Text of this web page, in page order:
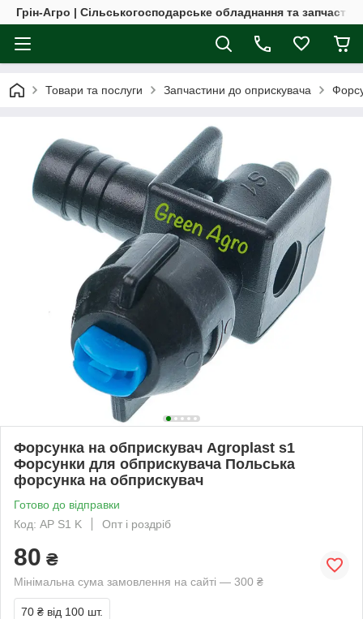
Грін-Агро | Сільськогосподарське обладнання та
Товари та послуги Запчастини до оприскувача
Форсунка на обприскувач Agroplast s1
Форсунки для обприскувача Польська
форсунка на обприскувач
Готово до відправки
Код: AP S1 K
Опт і роздріб
80 ₴
Мінімальна сума замовлення на сайті — 300 ₴
70 ₴ від 100 шт.